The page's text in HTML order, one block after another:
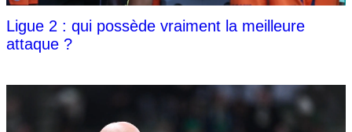
Ligue 2 : qui possède vraiment la meilleure
attaque ?